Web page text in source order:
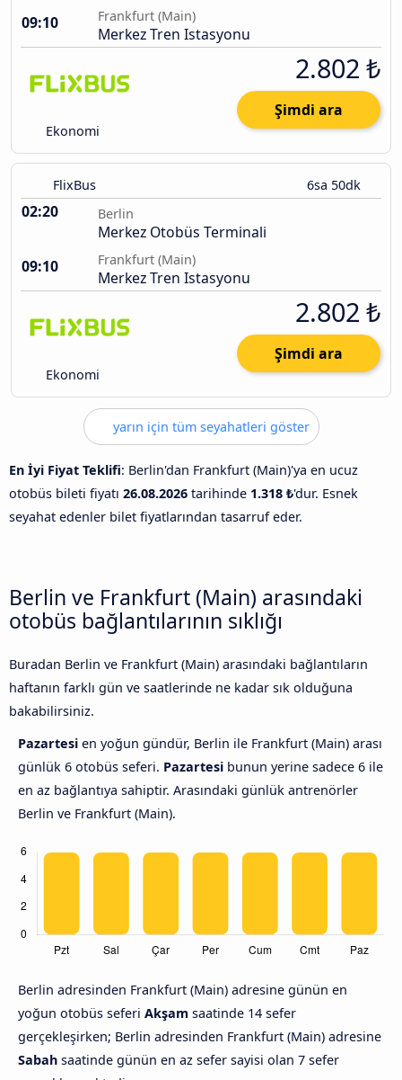
09:10
Frankfurt (Main)
Merkez Tren Istasyonu
Ekonomi
2.802 ₺
Şimdi ara
FlixBus 6sa 50dk
02:20 Berlin
Merkez Otobüs Terminali
09:10
Frankfurt (Main)
Merkez Tren Istasyonu
Ekonomi
2.802 ₺
Şimdi ara
yarın için tüm seyahatleri göster
En İyi Fiyat Teklifi: Berlin'dan Frankfurt (Main)'ya en ucuz
otobüs bileti fiyatı 26.08.2026 tarihinde 1.318 ₺'dur. Esnek
seyahat edenler bilet fiyatlarından tasarruf eder.
Berlin ve Frankfurt (Main) arasındaki
otobüs bağlantılarının sıklığı
Buradan Berlin ve Frankfurt (Main) arasındaki bağlantıların
haftanın farklı gün ve saatlerinde ne kadar sık olduğuna
bakabilirsiniz.
Pazartesi en yoğun gündür, Berlin ile Frankfurt (Main) arası
günlük 6 otobüs seferi. Pazartesi bunun yerine sadece 6 ile
en az bağlantıya sahiptir. Arasındaki günlük antrenörler
Berlin ve Frankfurt (Main).
Berlin adresinden Frankfurt (Main) adresine günün en
yoğun otobüs seferi Akşam saatinde 14 sefer
gerçekleşirken; Berlin adresinden Frankfurt (Main) adresine
Sabah saatinde günün en az sefer sayisi olan 7 sefer